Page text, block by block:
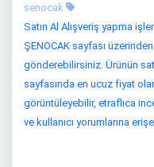
senocak
Satın Al Alışveriş yapma
ŞENOCAK sayfası
gönderebilirsiniz. Ürünün
sayfasında en ucuz fiyat
görüntüleyebilir, etraflıca
ve kullanıcı yorumlarına